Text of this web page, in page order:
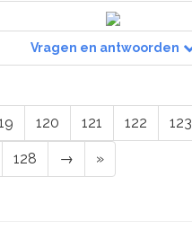
Vragen en antwoorden
120 121 122 123
128 → »